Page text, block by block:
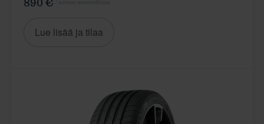
890 €
Lue lisää ja tilaa